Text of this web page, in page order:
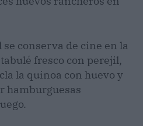
se conserva de cine en la
fresco con perejil,
la quinoa con huevo y
hamburguesas